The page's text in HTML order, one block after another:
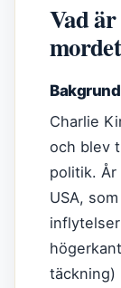
Vad
Bakgrund
Charlie
och blev
politik. År
USA,
täckning)